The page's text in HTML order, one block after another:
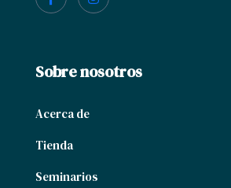
Sobre nosotros
Acerca de
Tienda
Seminarios